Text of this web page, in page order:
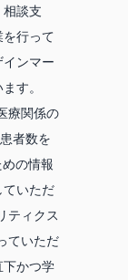
談支
行って
ンマー
す。
療関係の
者数を
の情報
いただ
ティクス
ていただ
かつ学